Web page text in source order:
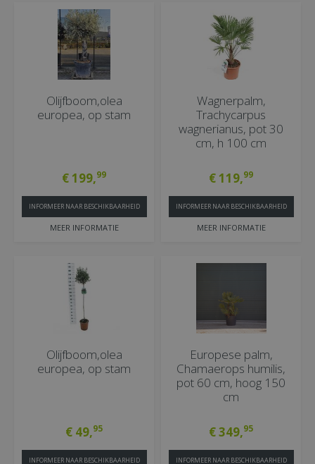
Olijfboom,olea
europea, op stam
€199,99
MEER INFORMATIE
INFORMEER NAAR BESCHIKBAARHEID
Wagnerpalm,
Trachycarpus
wagnerianus, pot 30
cm, h 100 cm
€119,99
MEER INFORMATIE
INFORMEER NAAR BESCHIKBAARHEID
Olijfboom,olea
europea, op stam
€ 49,95
INFORMEER NAAR BESCHIKBAARHEID
Europese palm,
Chamaerops humilis,
pot 60 cm, hoog 150
cm
€349,95
INFORMEER NAAR BESCHIKBAARHEID